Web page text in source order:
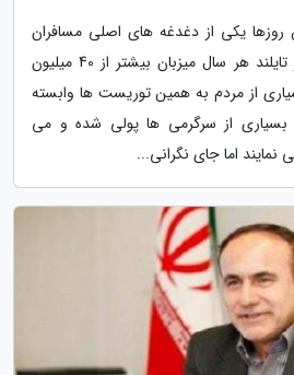
یکی از دغدغه های اصلی مسافران
است. شهرهای بزرگ کشور تایلند هر سال میزبان بیشتر از 40 میلیون
از مردم به همین توریست ها وابسته
از سرگرمی ها پولی شده و می
نمایند اما جای نگرانی...